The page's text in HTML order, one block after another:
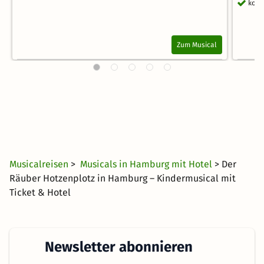
Zum Musical
Musicalreisen > Musicals in Hamburg mit Hotel > Der
Räuber Hotzenplotz in Hamburg – Kindermusical mit
Ticket & Hotel
Newsletter abonnieren